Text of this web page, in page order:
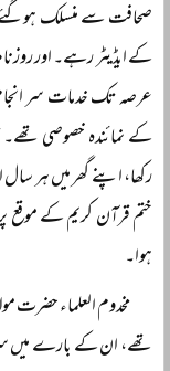
صحافت سے منسلک
کے ایڈیٹر رہے۔ اور
عرصہ تک خدمات سر
کے نمائندہ خصوصی
رکھا، اپنے گھر میں ہر
ختم قرآن کریم کے
ہوا۔
مخدوم العلماء حضرت
تھے، ان کے بارے میں